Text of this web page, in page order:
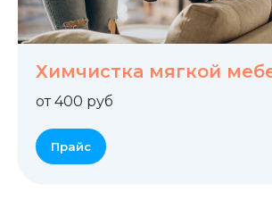
Химчистка мягкой
от 400 руб
Прайс